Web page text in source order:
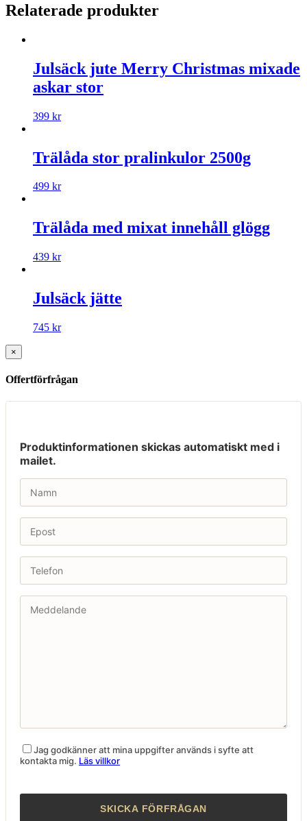
Relaterade produkter
Julsäck jute Merry Christmas mixade
askar stor
399 kr
Trälåda stor pralinkulor 2500g
499 kr
Trälåda med mixat innehåll glögg
439 kr
Julsäck jätte
745 kr
×
Offertförfrågan
Produktinformationen skickas automatiskt med i
mailet.
Jag godkänner att mina uppgifter används i syfte att
kontakta mig. Läs villkor